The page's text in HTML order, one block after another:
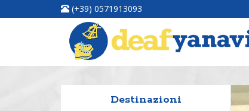
(+39) 0571913093
Destinazioni